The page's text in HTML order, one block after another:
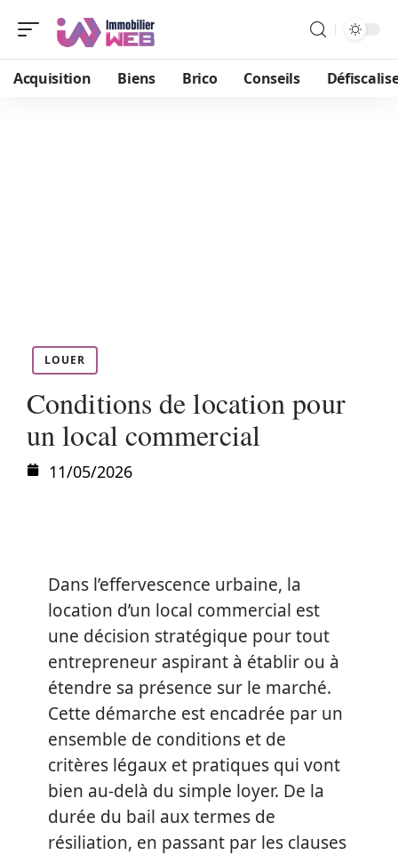
Acquisition Biens Brico Conseils
LOUER
Conditions de location pour
un local commercial
11/05/2026
Dans l’effervescence urbaine, la
location d’un local commercial est
une décision stratégique pour tout
entrepreneur aspirant à établir ou à
étendre sa présence sur le marché.
Cette démarche est encadrée par un
ensemble de conditions et de
critères légaux et pratiques qui vont
bien au-delà du simple loyer. De la
durée du bail aux termes de
résiliation, en passant par les clauses